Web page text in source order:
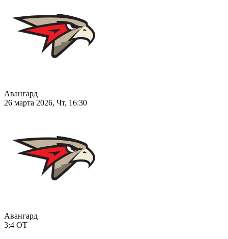
Авангард
26 марта 2026, Чт, 16:30
Авангард
3:4 ОТ